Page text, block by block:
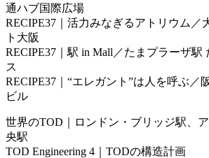
通ハブ国際広場
RECIPE37｜活力みなぎるアトリウム／
ト大阪
RECIPE37｜駅 in Mall／たまプラーザ駅
ス
RECIPE37｜“エレガント”は人を呼ぶ／
ビル
世界のTOD｜ロンドン・ブリッジ駅、
央駅
TOD Engineering 4｜TODの構造計画